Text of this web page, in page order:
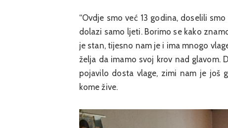
“Ovdje smo već 13 godina, doselili
dolazi samo ljeti. Borimo se kako
je stan, tijesno nam je i ima mnogo
želja da imamo svoj krov nad glavom.
pojavilo dosta vlage, zimi nam je još
kome žive.